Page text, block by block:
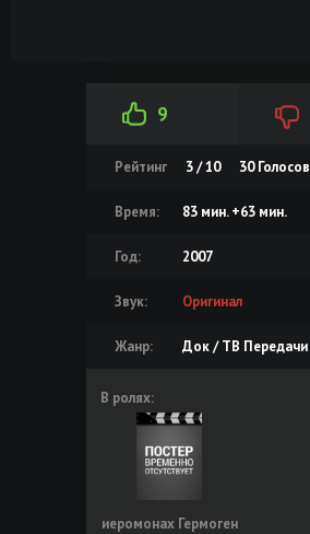
9
Рейтинг 3 / 10 30Голосов
Время: 83 мин. +63 мин.
Год: 2007
Звук: Оригинал
Жанр: Док / ТВ Передачи
В ролях:
иеромонах Гермоген